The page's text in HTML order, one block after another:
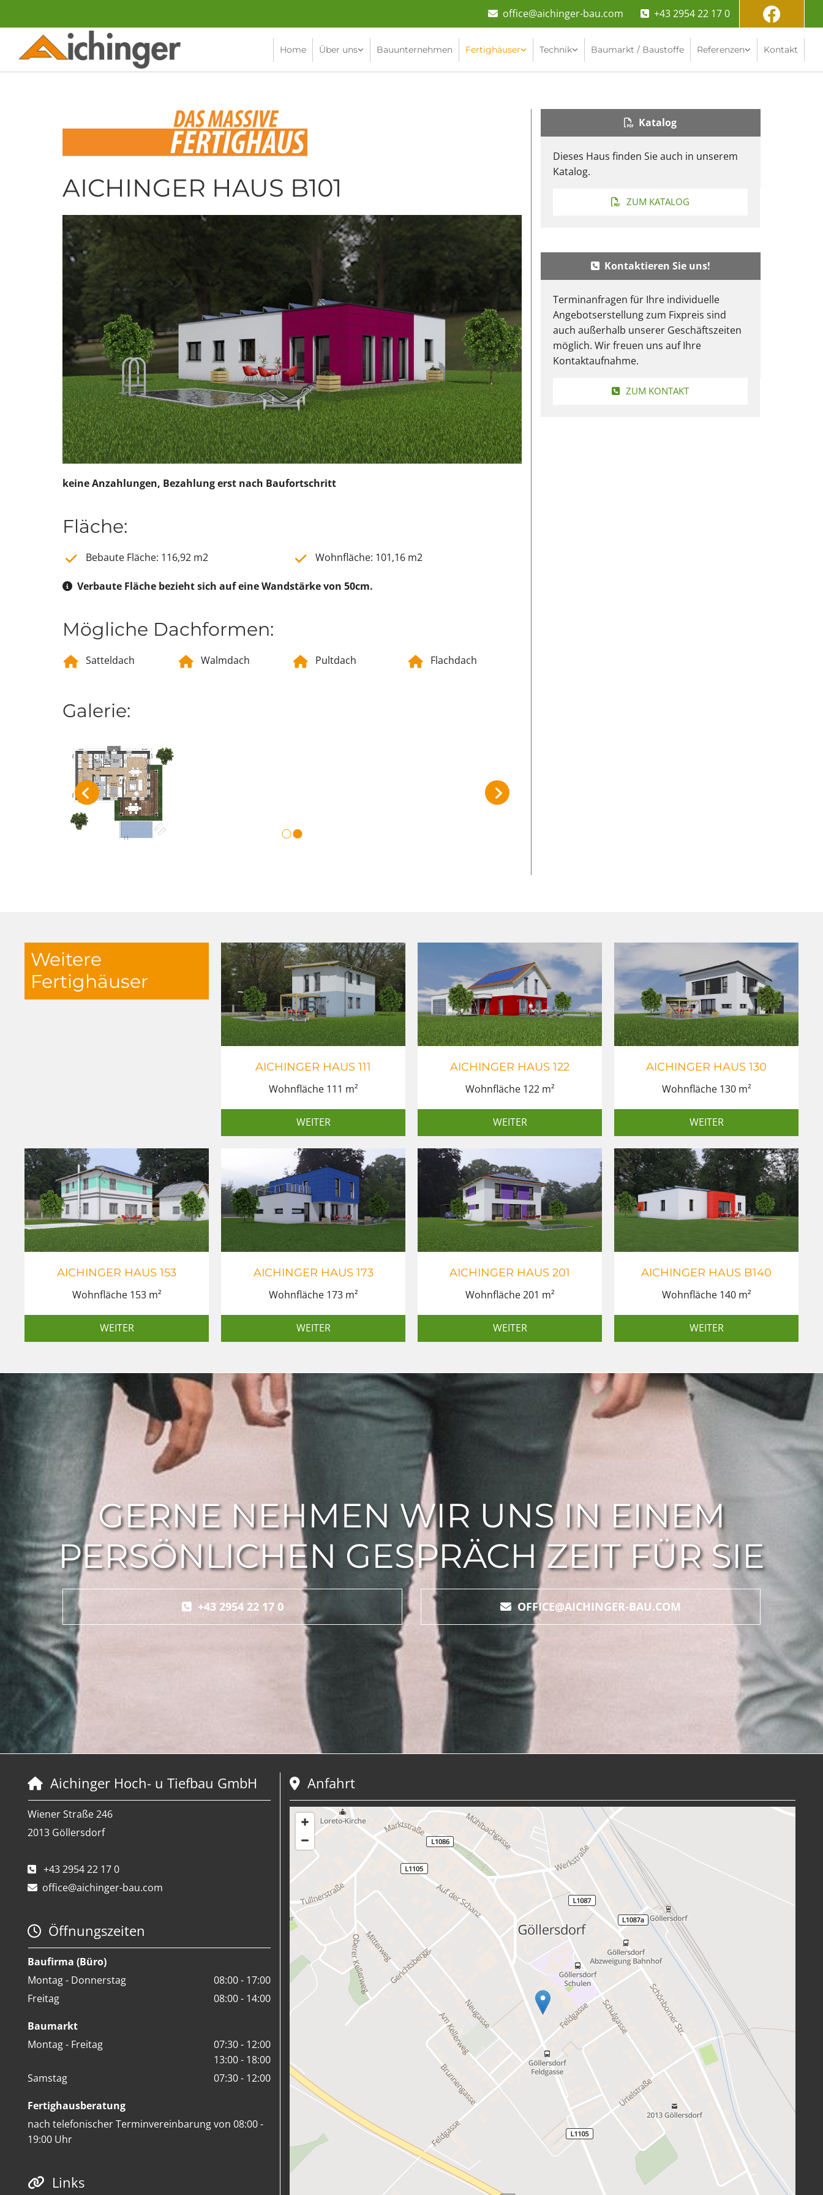
 office@aichinger-bau.com  +43 2954 22 17 0
Home Über uns Bauunternehmen Fertighäuser Technik Baumarkt / Baustoffe Referenzen Kontakt
AICHINGER HAUS B101
keine Anzahlungen, Bezahlung erst nach Baufortschritt
Fläche:
Bebaute Fläche: 116,92 m2 Wohnfläche: 101,16 m2
 Verbaute Fläche bezieht sich auf eine Wandstärke von 50cm.
Mögliche Dachformen:
Satteldach Walmdach Pultdach Flachdach
Galerie:
 Katalog
Dieses Haus finden Sie auch in unserem
Katalog.
ZUM KATALOG
Kontaktieren Sie uns!
Terminanfragen für Ihre individuelle
Angebotserstellung zum Fixpreis sind
auch außerhalb unserer Geschäftszeiten
möglich. Wir freuen uns auf Ihre
Kontaktaufnahme.
ZUM KONTAKT
Weitere
Fertighäuser
AICHINGER HAUS 111
Wohnfläche 111 m²
WEITER
AICHINGER HAUS 122
Wohnfläche 122 m²
WEITER
AICHINGER HAUS 130
Wohnfläche 130 m²
WEITER
AICHINGER HAUS 153
Wohnfläche 153 m²
WEITER
AICHINGER HAUS 173
Wohnfläche 173 m²
WEITER
AICHINGER HAUS 201
Wohnfläche 201 m²
WEITER
AICHINGER HAUS B140
Wohnfläche 140 m²
WEITER
GERNE NEHMEN WIR UNS IN EINEM
PERSÖNLICHEN GESPRÄCH ZEIT FÜR SIE
+43 2954 22 17 0 OFFICE@AICHINGER-BAU.COM
 Aichinger Hoch- u Tiefbau GmbH
Wiener Straße 246
2013 Göllersdorf
 +43 2954 22 17 0
 office@aichinger-bau.com
 Öffnungszeiten
Baufirma (Büro)
Montag - Donnerstag
08:00 - 17:00
Freitag
08:00 - 14:00
Baumarkt
Montag - Freitag
07:30 - 12:00
13:00 - 18:00
Samstag
07:30 - 12:00
Fertighausberatung
nach telefonischer Terminvereinbarung von 08:00 -
19:00 Uhr
 Links
Anfahrt